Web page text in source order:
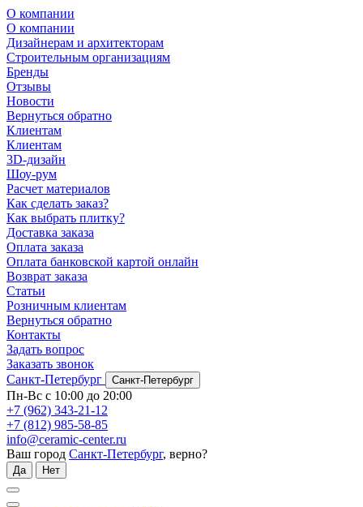
О компании
О компании
Дизайнерам и архитекторам
Строительным организациям
Бренды
Отзывы
Новости
Вернуться обратно
Клиентам
Клиентам
3D-дизайн
Шоу-рум
Расчет материалов
Как сделать заказ?
Как выбрать плитку?
Доставка заказа
Оплата заказа
Оплата банковской картой онлайн
Возврат заказа
Статьи
Розничным клиентам
Вернуться обратно
Контакты
Задать вопрос
Заказать звонок
Санкт-Петербург
Санкт-Петербург
Пн-Вс с 10:00 до 20:00
+7 (962) 343-21-12
+7 (812) 985-58-85
info@ceramic-center.ru
Ваш город Санкт-Петербург, верно?
Да Нет